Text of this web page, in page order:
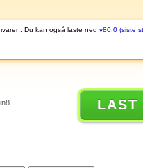
Du kan også laste ned v80.0 (siste
LAST